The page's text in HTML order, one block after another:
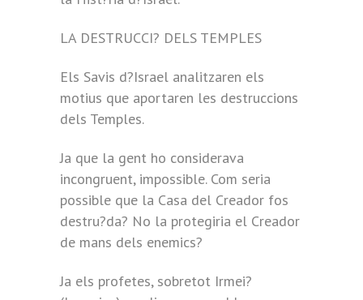
LA DESTRUCCI? DELS TEMPLES
Els Savis d?Israel analitzaren els
motius que aportaren les destruccions
dels Temples.
Ja que la gent ho considerava
incongruent, impossible. Com seria
possible que la Casa del Creador fos
destru?da? No la protegiria el Creador
de mans dels enemics?
Ja els profetes, sobretot Irmei?